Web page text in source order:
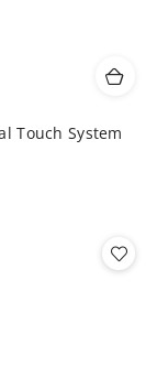
Touch System